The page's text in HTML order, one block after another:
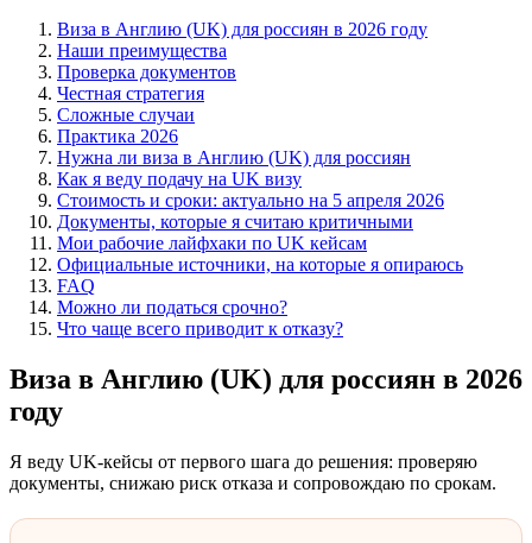
Виза в Англию (UK) для россиян в 2026 году
Наши преимущества
Проверка документов
Честная стратегия
Сложные случаи
Практика 2026
Нужна ли виза в Англию (UK) для россиян
Как я веду подачу на UK визу
Стоимость и сроки: актуально на 5 апреля 2026
Документы, которые я считаю критичными
Мои рабочие лайфхаки по UK кейсам
Официальные источники, на которые я опираюсь
FAQ
Можно ли податься срочно?
Что чаще всего приводит к отказу?
Виза в Англию (UK) для россиян в 2026
году
Я веду UK-кейсы от первого шага до решения: проверяю
документы, снижаю риск отказа и сопровождаю по срокам.